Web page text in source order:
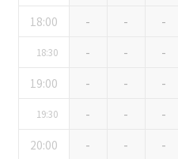
18:00
- - -
18:30 - - -
19:00
- - -
19:30 - - -
20:00
- - -
会場の種類
イベントホール